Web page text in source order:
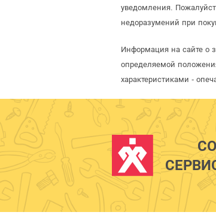
уведомления.
недоразумений при
Информация на сайте о
определяемой
характеристиками -